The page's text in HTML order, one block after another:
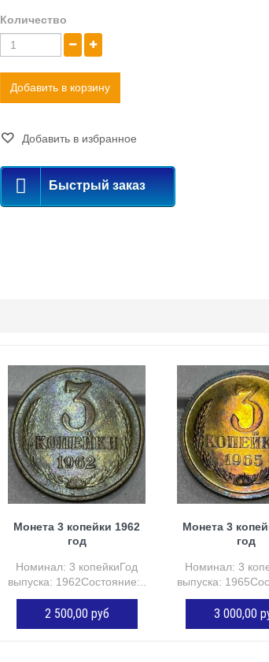
Количество
Добавить в корзину
Добавить в избранное
Быстрый заказ
Монета 3 копейки 1962
год
Номинал: 3 копейкиГод
выпуска: 1962Состояние:...
2 500,00 руб
Монета 3
год
Номинал: 3
выпуска:
3 000,00